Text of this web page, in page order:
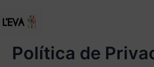
al
Política de